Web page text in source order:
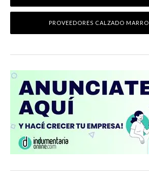
PROVEEDORES CALZADO